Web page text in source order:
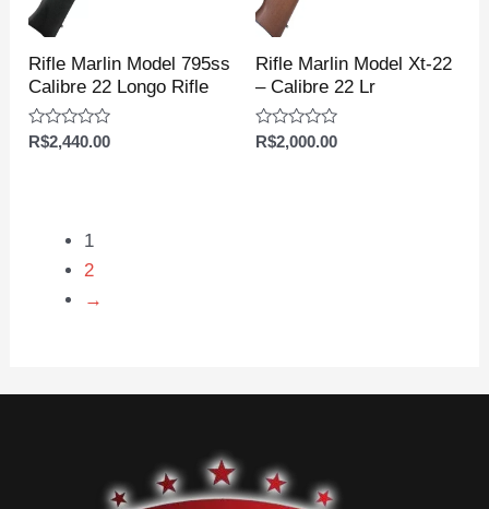
Rifle Marlin Model 795ss
Calibre 22 Longo Rifle
Avaliação
R$2,440.00
Rifle Marlin Model Xt-22
– Calibre 22 Lr
Avaliação
R$2,000.00
1
2
→